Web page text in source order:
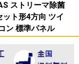
ストリーマ除菌
ト形4方向 ツイ
ン 標準パネル